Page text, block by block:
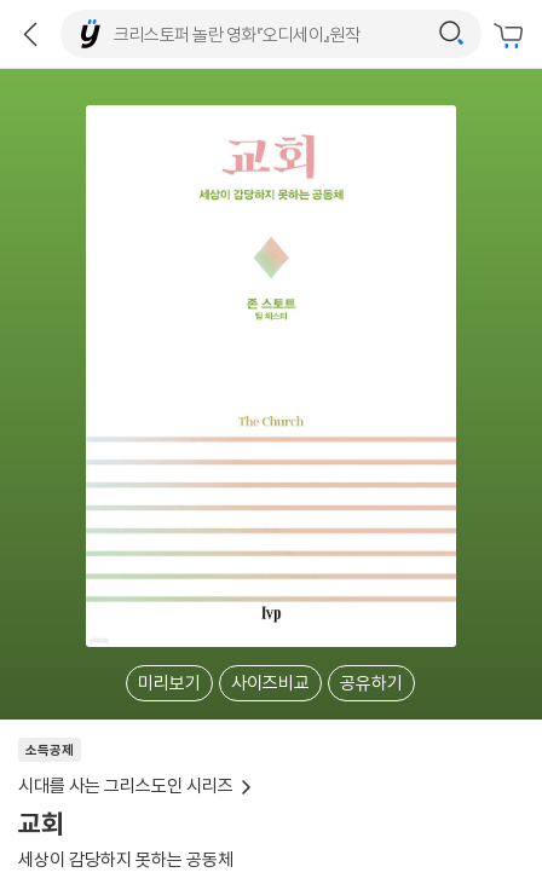
미리보기 사이즈비교 공유하기
소득공제
시대를 사는 그리스도인 시리즈
교회
세상이 감당하지 못하는 공동체